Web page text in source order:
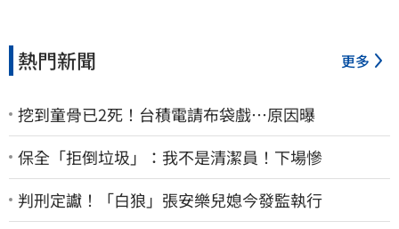
熱門新聞 更多
挖到童骨已2死！台積電請布袋戲…原因曝
保全「拒倒垃圾」：我不是清潔員！下場慘
判刑定讞！「白狼」張安樂兒媳今發監執行